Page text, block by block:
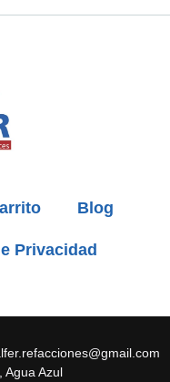
Blog
Privacidad
Agua Azul